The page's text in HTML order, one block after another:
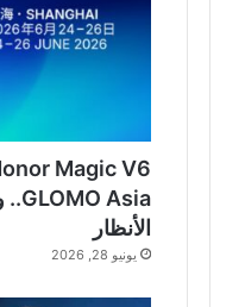
الأنظار
يونيو 28, 2026